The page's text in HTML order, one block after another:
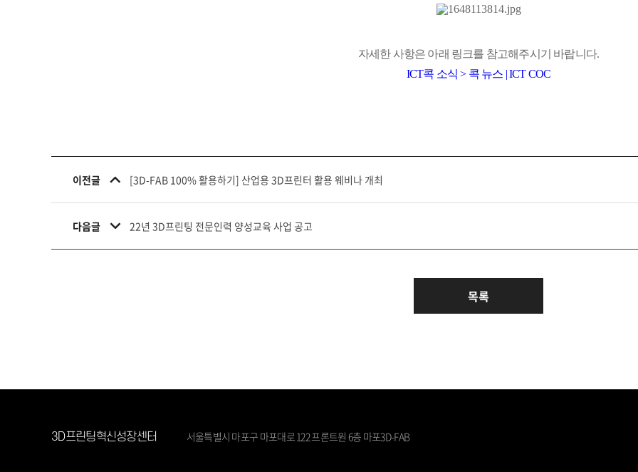
자세한 사항은 아래 링크를 참고해주시기 바랍니다.
ICT콕 소식 > 콕 뉴스 | ICT COC
이전글 [3D-FAB 100% 활용하기] 산업용 3D프린터 활용 웨비나 개최
다음글 22년 3D프린팅 전문인력 양성교육 사업 공고
목록
3D프린팅혁신성장센터 서울특별시 마포구 마포대로 122 프론트원 6층 마포3D-FAB